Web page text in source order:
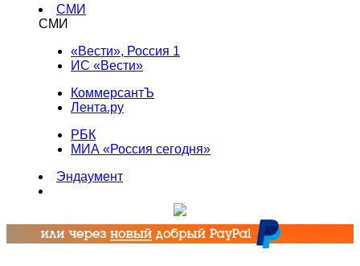
СМИ
СМИ
«Вести», Россия 1
ИС «Вести»
КоммерсантЪ
Лента.ру
РБК
МИА «Россия сегодня»
Эндаумент